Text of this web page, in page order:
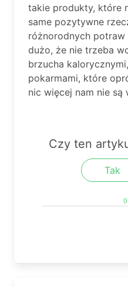
takie produkty, które
same pozytywne
różnorodnych
dużo, że nie trzeba
brzucha
pokarmami, które
nic więcej nam nie
Czy ten
Tak
0